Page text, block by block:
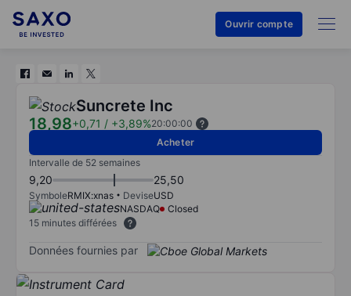
Ouvrir compte
Suncrete Inc
18,98+0,71 / +3,89%20:00:00
Acheter
Intervalle de 52 semaines
9,20 25,50
SymboleRMIX:xnas DeviseUSD
NASDAQ
Closed
15 minutes différées
Données fournies par